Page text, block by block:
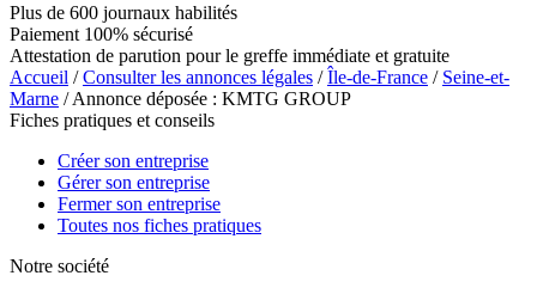
Plus de 600 journaux habilités
Paiement 100% sécurisé
Attestation de parution pour le greffe immédiate et gratuite
Accueil /Consulter les annonces légales /Île-de-France / Seine-et-
Marne / Annonce déposée : KMTG GROUP
Fiches pratiques et conseils
Créer son entreprise
Gérer son entreprise
Fermer son entreprise
Toutes nos fiches pratiques
Notre société